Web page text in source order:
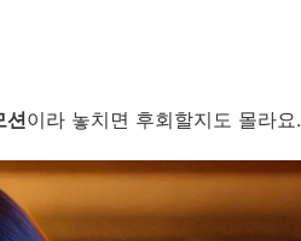
션이라 놓치면 후회할지도 몰라요.